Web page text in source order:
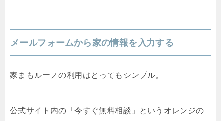
メールフォームから家の情報を入力する
家まもルーノの利用はとってもシンプル。
公式サイト内の「今すぐ無料相談」というオレンジの